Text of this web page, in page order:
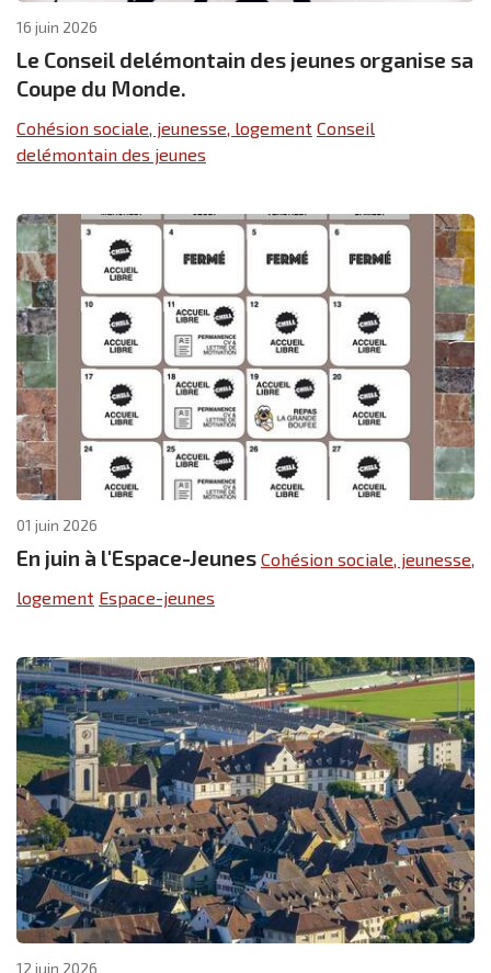
16 juin 2026
Le Conseil delémontain des jeunes organise sa
Coupe du Monde.
Cohésion sociale, jeunesse, logement Conseil
delémontain des jeunes
01 juin 2026
En juin à l'Espace-Jeunes Cohésion sociale, jeunesse,
logement Espace-jeunes
12 juin 2026